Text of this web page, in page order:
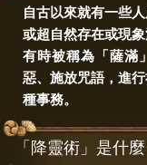
自古以來就有一些
或超自然存在或現
有時被稱為「薩滿
惡、施放咒語，進
種事務。
「降靈術」是什